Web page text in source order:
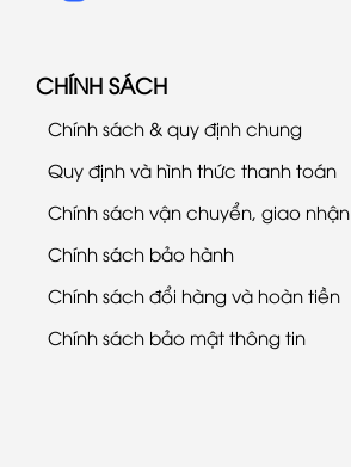
CHÍNH SÁCH
Chính sách & quy định chung
Quy định và hình thức thanh toán
Chính sách vận chuyển, giao nhận
Chính sách bảo hành
Chính sách đổi hàng và hoàn tiền
Chính sách bảo mật thông tin